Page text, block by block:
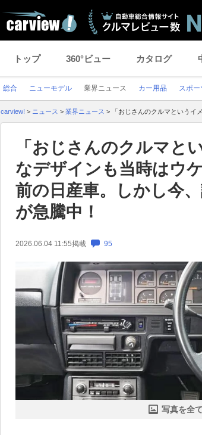
トップ 360°ビュー カタログ
総合 ニューモデル 業界ニュース カー用品 スポー
carview! > ニュース > 業界ニュース > 「おじさんのクルマという
「おじさんのクルマと
なデザインも当時はウ
前の日産車。しかし今
が急騰中！
2026.06.04 11:55掲載 95
写真を全